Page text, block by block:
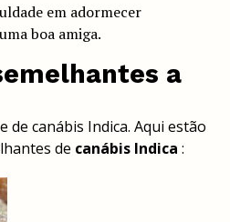
em adormecer
boa amiga.
a
de canábis Indica. Aqui estão
de canábis Indica :